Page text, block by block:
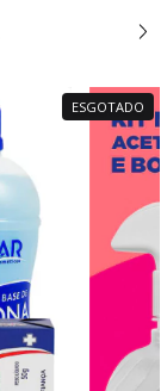
ESGOTADO